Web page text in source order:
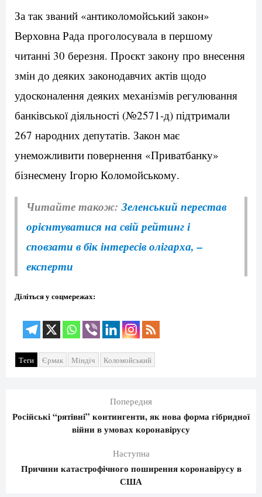
За так званий «антиколомойський закон»
Верховна Рада проголосувала в першому
читанні 30 березня. Проєкт закону про внесення
змін до деяких законодавчих актів щодо
удосконалення деяких механізмів регулювання
банківської діяльності (№2571-д) підтримали
267 народних депутатів. Закон має
унеможливити повернення «Приватбанку»
бізнесмену Ігорю Коломойському.
Читайте також: Зеленський перестав
орієнтуватися на свій рейтинг і
сповзати в бік інтересів олігарха, –
експерти
Діліться у соцмережах:
Теги Єрмак Міндіч Коломойський
Попередня
Російські “рятівні” контингенти, як нова форма гібридної
війни в умовах коронавірусу
Наступна
Причини катастрофічного поширення коронавірусу в
США